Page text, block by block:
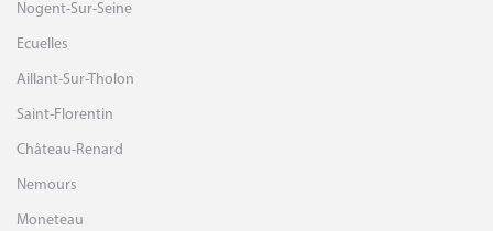
Nogent-Sur-Seine
Ecuelles
Aillant-Sur-Tholon
Saint-Florentin
Château-Renard
Nemours
Moneteau